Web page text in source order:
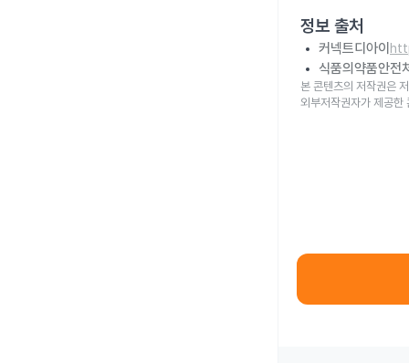
정보 출처
커넥트디아이
식품의약품안전
본 콘텐츠의 저작권은
외부저작권자가 제공한